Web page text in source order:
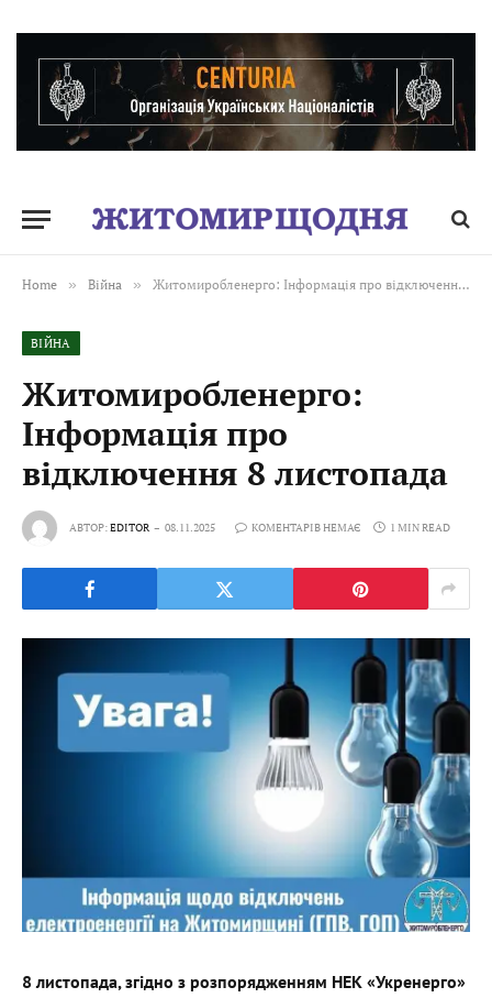
Home » Війна » Житомиробленерго: Інформація про відключення 8 листопада
ВІЙНА
Житомиробленерго:
Інформація про
відключення 8 листопада
АВТОР:EDITOR 08.11.2025 КОМЕНТАРІВ НЕМАЄ 1 MIN READ
8 листопада, згідно з розпорядженням НЕК «Укренерго»